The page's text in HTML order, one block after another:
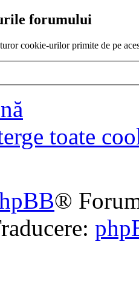
forumului
cookie-urilor primite de pe
toate
®